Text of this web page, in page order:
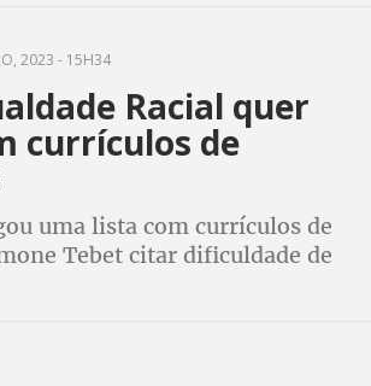
2023 - 15H34
Racial quer
currículos de
uma lista com currículos de
Tebet citar dificuldade de